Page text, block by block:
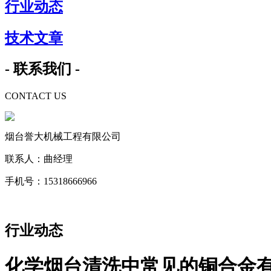
行业动态
技术文章
- 联系我们 -
CONTACT US
烟台誉大机械工程有限公司
联系人：曲经理
手机号：15318666966
行业动态
化学烟台清洗中常见的铜合金